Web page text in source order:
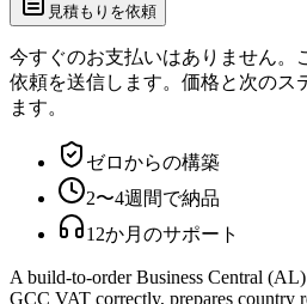
見積もりを依頼
今すぐのお支払いはありません。
依頼を送信します。価格と次のス
ます。
ゼロからの構築
2〜4週間で納品
12か月のサポート
A build-to-order Business Central
GCC VAT correctly, prepares country